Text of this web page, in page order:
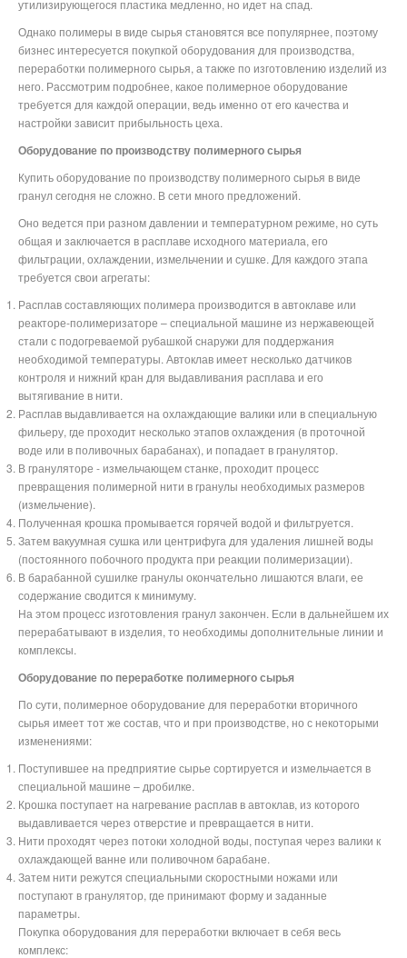
утилизирующегося пластика медленно, но идет на спад.
Однако полимеры в виде сырья становятся все популярнее, поэтому
бизнес интересуется покупкой оборудования для производства,
переработки полимерного сырья, а также по изготовлению изделий из
него. Рассмотрим подробнее, какое полимерное оборудование
требуется для каждой операции, ведь именно от его качества и
настройки зависит прибыльность цеха.
Оборудование по производству полимерного сырья
Купить оборудование по производству полимерного сырья в виде
гранул сегодня не сложно. В сети много предложений.
Оно ведется при разном давлении и температурном режиме, но суть
общая и заключается в расплаве исходного материала, его
фильтрации, охлаждении, измельчении и сушке. Для каждого этапа
требуется свои агрегаты:
Расплав составляющих полимера производится в автоклаве или
реакторе-полимеризаторе – специальной машине из нержавеющей
стали с подогреваемой рубашкой снаружи для поддержания
необходимой температуры. Автоклав имеет несколько датчиков
контроля и нижний кран для выдавливания расплава и его
вытягивание в нити.
Расплав выдавливается на охлаждающие валики или в специальную
фильеру, где проходит несколько этапов охлаждения (в проточной
воде или в поливочных барабанах), и попадает в гранулятор.
В грануляторе - измельчающем станке, проходит процесс
превращения полимерной нити в гранулы необходимых размеров
(измельчение).
Полученная крошка промывается горячей водой и фильтруется.
Затем вакуумная сушка или центрифуга для удаления лишней воды
(постоянного побочного продукта при реакции полимеризации).
В барабанной сушилке гранулы окончательно лишаются влаги, ее
содержание сводится к минимуму.
На этом процесс изготовления гранул закончен. Если в дальнейшем их
перерабатывают в изделия, то необходимы дополнительные линии и
комплексы.
Оборудование по переработке полимерного сырья
По сути, полимерное оборудование для переработки вторичного
сырья имеет тот же состав, что и при производстве, но с некоторыми
изменениями:
Поступившее на предприятие сырье сортируется и измельчается в
специальной машине – дробилке.
Крошка поступает на нагревание расплав в автоклав, из которого
выдавливается через отверстие и превращается в нити.
Нити проходят через потоки холодной воды, поступая через валики к
охлаждающей ванне или поливочном барабане.
Затем нити режутся специальными скоростными ножами или
поступают в гранулятор, где принимают форму и заданные
параметры.
Покупка оборудования для переработки включает в себя весь
комплекс: